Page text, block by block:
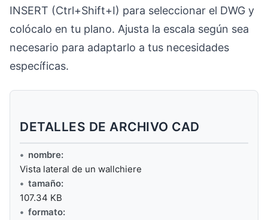
INSERT (Ctrl+Shift+I) para seleccionar el DWG y
colócalo en tu plano. Ajusta la escala según sea
necesario para adaptarlo a tus necesidades
específicas.
DETALLES DE ARCHIVO CAD
nombre:
Vista lateral de un wallchiere
tamaño:
107.34 KB
formato: